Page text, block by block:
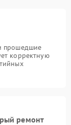
прошедшие
корректную
ремонт